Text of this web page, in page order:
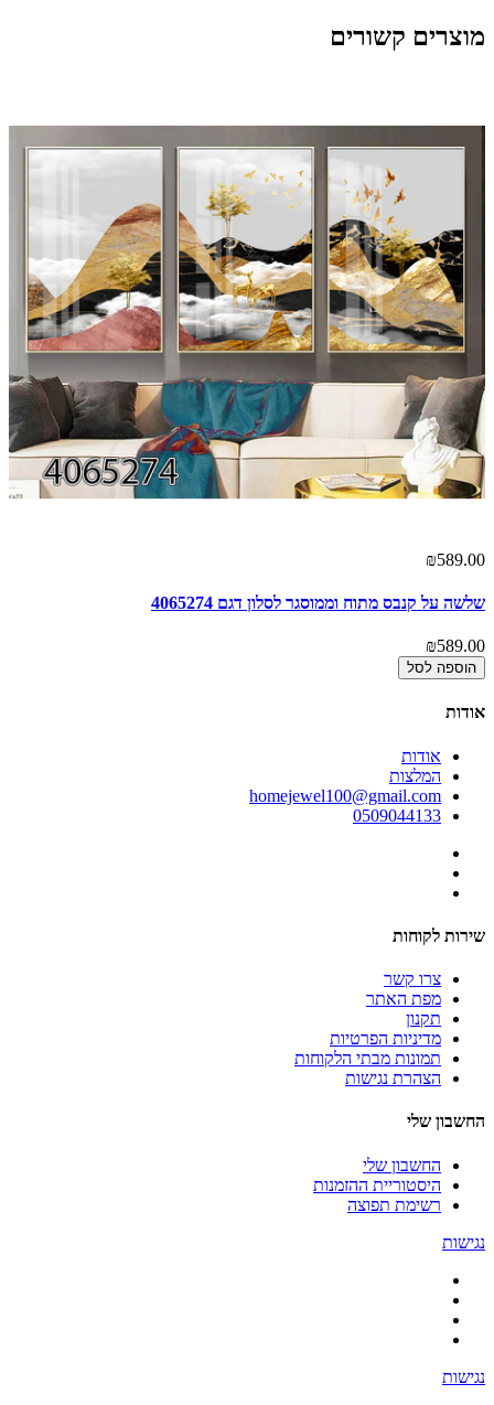
מוצרים קשורים
₪589.00
שלשה על קנבס מתוח וממוסגר לסלון דגם 4065274
₪589.00
הוספה לסל
אודות
אודות
המלצות
homejewel100@gmail.com
0509044133
שירות לקוחות
צרו קשר
מפת האתר
תקנון
מדיניות הפרטיות
תמונות מבתי הלקוחות
הצהרת נגישות
החשבון שלי
החשבון שלי
היסטוריית ההזמנות
רשימת תפוצה
נגישות
נגישות